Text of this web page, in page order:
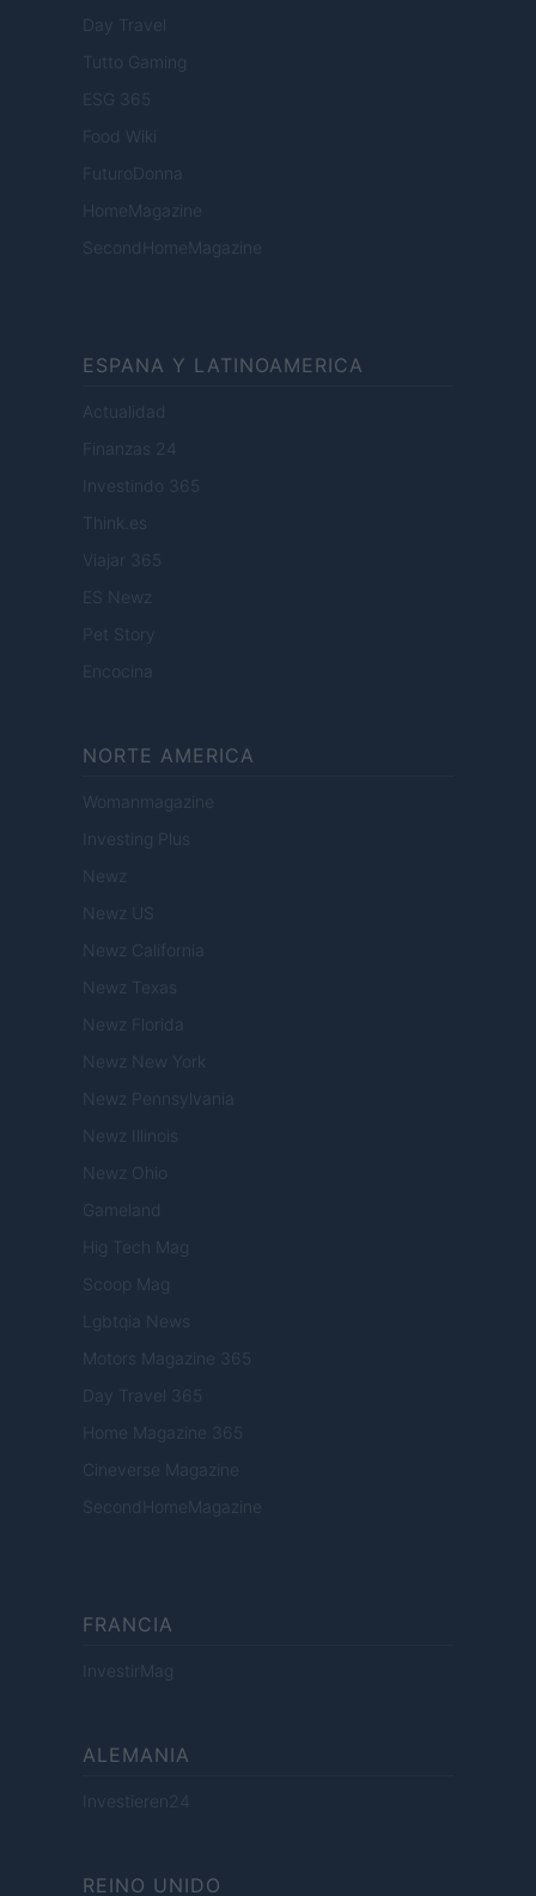
Day Travel
Tutto Gaming
ESG 365
Food Wiki
FuturoDonna
HomeMagazine
SecondHomeMagazine
ESPANA Y LATINOAMERICA
Actualidad
Finanzas 24
Investindo 365
Think.es
Viajar 365
ES Newz
Pet Story
Encocina
NORTE AMERICA
Womanmagazine
Investing Plus
Newz
Newz US
Newz California
Newz Texas
Newz Florida
Newz New York
Newz Pennsylvania
Newz Illinois
Newz Ohio
Gameland
Hig Tech Mag
Scoop Mag
Lgbtqia News
Motors Magazine 365
Day Travel 365
Home Magazine 365
Cineverse Magazine
SecondHomeMagazine
FRANCIA
InvestirMag
ALEMANIA
Investieren24
REINO UNIDO